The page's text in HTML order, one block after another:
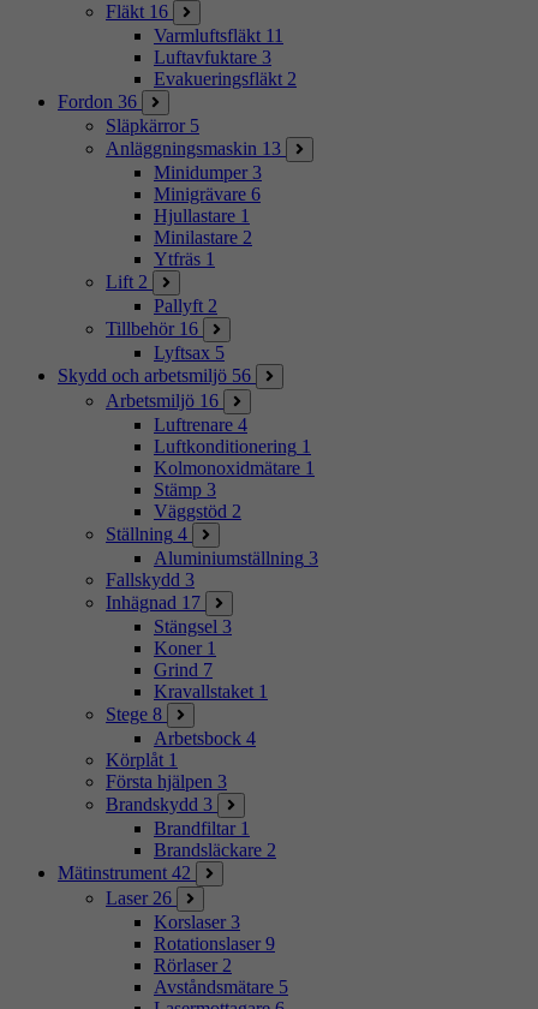
Fläkt 16
Varmluftsfläkt 11
Luftavfuktare 3
Evakueringsfläkt 2
Fordon 36
Släpkärror 5
Anläggningsmaskin 13
Minidumper 3
Minigrävare 6
Hjullastare 1
Minilastare 2
Ytfräs 1
Lift 2
Pallyft 2
Tillbehör 16
Lyftsax 5
Skydd och arbetsmiljö 56
Arbetsmiljö 16
Luftrenare 4
Luftkonditionering 1
Kolmonoxidmätare 1
Stämp 3
Väggstöd 2
Ställning 4
Aluminiumställning 3
Fallskydd 3
Inhägnad 17
Stängsel 3
Koner 1
Grind 7
Kravallstaket 1
Stege 8
Arbetsbock 4
Körplåt 1
Första hjälpen 3
Brandskydd 3
Brandfiltar 1
Brandsläckare 2
Mätinstrument 42
Laser 26
Korslaser 3
Rotationslaser 9
Rörlaser 2
Avståndsmätare 5